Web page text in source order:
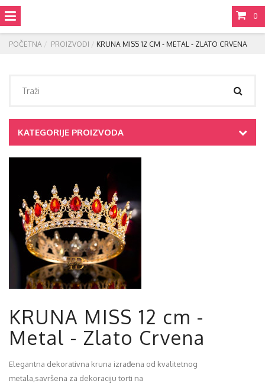
0
POČETNA PROIZVODI KRUNA MISS 12 CM - METAL - ZLATO CRVENA
KATEGORIJE PROIZVODA
KRUNA MISS 12 cm -
Metal - Zlato Crvena
Elegantna dekorativna kruna izrađena od kvalitetnog
metala,savršena za dekoraciju torti na